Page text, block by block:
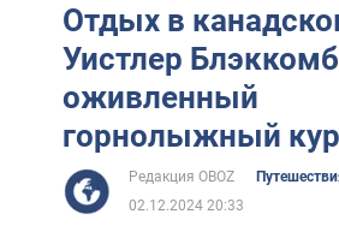
Отдых в
Уистлер
оживленный
горнолыжный
Редакция OBOZ
02.12.2024 20:33